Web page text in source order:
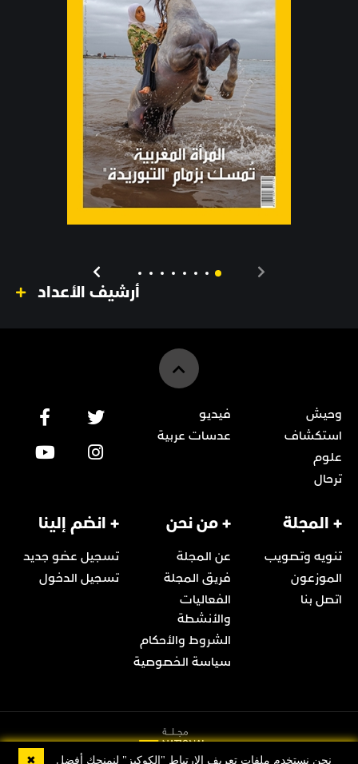
أرشيف الأعداد
وحيش
استكشاف
علوم
ترحال
فيديو
عدسات عربية
+ المجلة
تنويه وتصويب
الموزعون
اتصل بنا
+ من نحن
عن المجلة
فريق المجلة
الفعاليات
والأنشطة
الشروط والأحكام
سياسة الخصوصية
+ انضم إلينا
تسجيل عضو جديد
تسجيل الدخول
✖ نحن نستخدم ملفات تعريف الارتباط "الكوكيز" لنمنحك أفضل